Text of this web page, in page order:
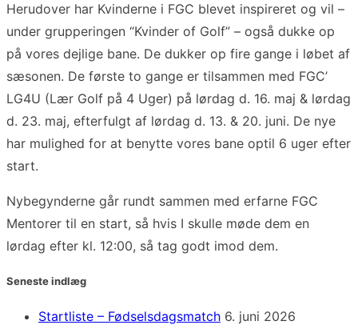
Herudover har Kvinderne i FGC blevet inspireret og vil –
under grupperingen “Kvinder of Golf” – også dukke op
på vores dejlige bane. De dukker op fire gange i løbet af
sæsonen. De første to gange er tilsammen med FGC’
LG4U (Lær Golf på 4 Uger) på lørdag d. 16. maj & lørdag
d. 23. maj, efterfulgt af lørdag d. 13. & 20. juni. De nye
har mulighed for at benytte vores bane optil 6 uger efter
start.
Nybegynderne går rundt sammen med erfarne FGC
Mentorer til en start, så hvis I skulle møde dem en
lørdag efter kl. 12:00, så tag godt imod dem.
Seneste indlæg
Startliste – Fødselsdagsmatch 6. juni 2026